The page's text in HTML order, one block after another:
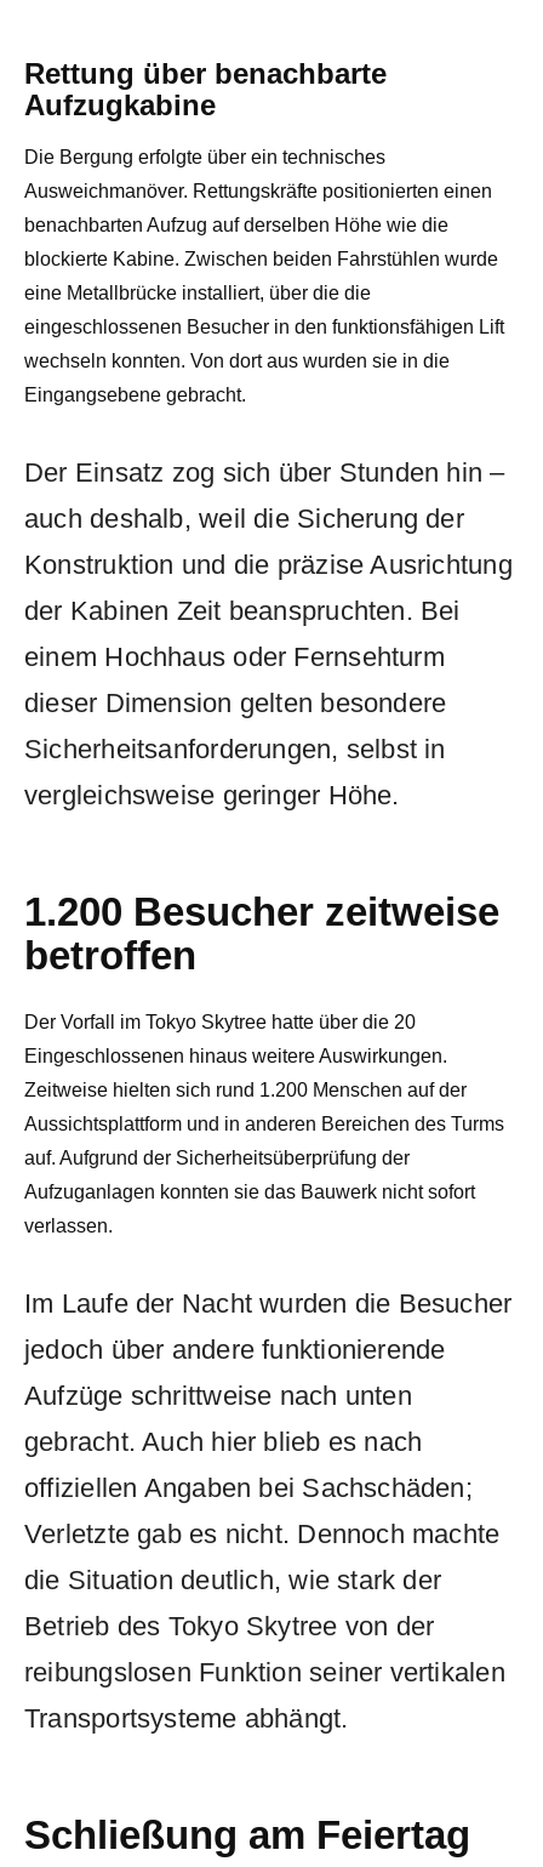
Rettung über benachbarte
Aufzugkabine
Die Bergung erfolgte über ein technisches
Ausweichmanöver. Rettungskräfte positionierten einen
benachbarten Aufzug auf derselben Höhe wie die
blockierte Kabine. Zwischen beiden Fahrstühlen wurde
eine Metallbrücke installiert, über die die
eingeschlossenen Besucher in den funktionsfähigen Lift
wechseln konnten. Von dort aus wurden sie in die
Eingangsebene gebracht.
Der Einsatz zog sich über Stunden hin –
auch deshalb, weil die Sicherung der
Konstruktion und die präzise Ausrichtung
der Kabinen Zeit beanspruchten. Bei
einem Hochhaus oder Fernsehturm
dieser Dimension gelten besondere
Sicherheitsanforderungen, selbst in
vergleichsweise geringer Höhe.
1.200 Besucher zeitweise
betroffen
Der Vorfall im Tokyo Skytree hatte über die 20
Eingeschlossenen hinaus weitere Auswirkungen.
Zeitweise hielten sich rund 1.200 Menschen auf der
Aussichtsplattform und in anderen Bereichen des Turms
auf. Aufgrund der Sicherheitsüberprüfung der
Aufzuganlagen konnten sie das Bauwerk nicht sofort
verlassen.
Im Laufe der Nacht wurden die Besucher
jedoch über andere funktionierende
Aufzüge schrittweise nach unten
gebracht. Auch hier blieb es nach
offiziellen Angaben bei Sachschäden;
Verletzte gab es nicht. Dennoch machte
die Situation deutlich, wie stark der
Betrieb des Tokyo Skytree von der
reibungslosen Funktion seiner vertikalen
Transportsysteme abhängt.
Schließung am Feiertag